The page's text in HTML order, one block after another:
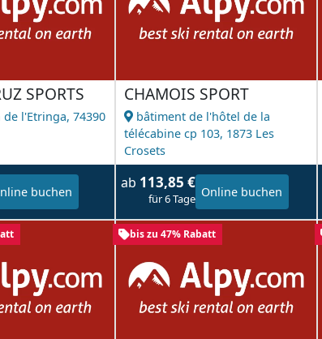
SPORTS
de l'Etringa, 74390
buchen
CHAMOIS SPORT
bâtiment de l'hôtel de la
télécabine cp 103, 1873 Les
Crosets
ab 113,85 €
für 6 Tage Online buchen
bis zu 47% Rabatt